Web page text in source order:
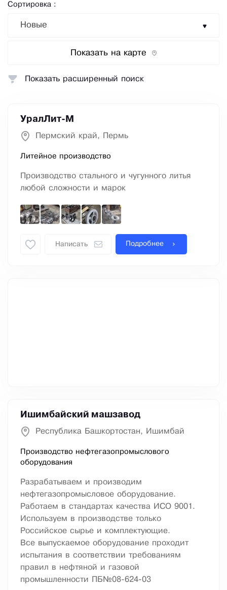
Сортировка :
Новые
Показать на карте
УралЛит-М
Пермский край, Пермь
Литейное производство
Производство стального и чугунного литья
любой сложности и марок
Написать Подробнее
Ишимбайский машзавод
Республика Башкортостан, Ишимбай
Производство нефтегазопромыслового
оборудования
Разрабатываем и производим
нефтегазопромысловое оборудование.
Работаем в стандартах качества ИСО 9001.
Используем в производстве только
Российское сырье и комплектующие.
Все выпускаемое оборудование проходит
испытания в соответствии требованиям
правил в нефтяной и газовой
промышленности ПБ№08-624-03
Показать расширенный поиск